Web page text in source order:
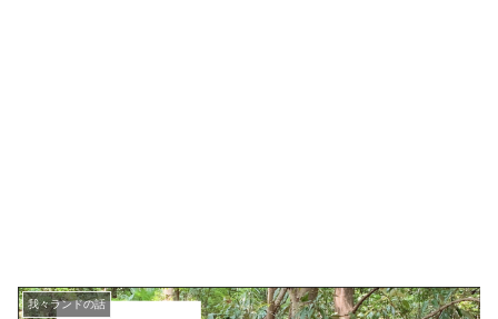
我々ランドの話